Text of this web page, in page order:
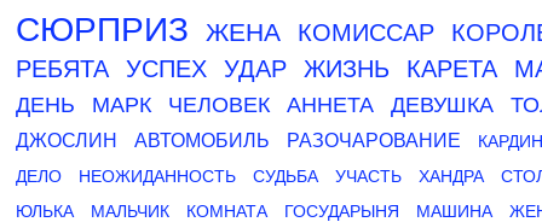
СЮРПРИЗ ЖЕНА КОМИССАР
РЕБЯТА
УСПЕХ УДАР ЖИЗНЬ КАРЕТА
ДЕНЬ МАРК ЧЕЛОВЕК АННЕТА ДЕВУШКА
ДЖОСЛИН АВТОМОБИЛЬ РАЗОЧАРОВАНИЕ
ДЕЛО
НЕОЖИДАННОСТЬ СУДЬБА УЧАСТЬ ХАНДРА
ЮЛЬКА
МАЛЬЧИК КОМНАТА ГОСУДАРЫНЯ МАШИНА